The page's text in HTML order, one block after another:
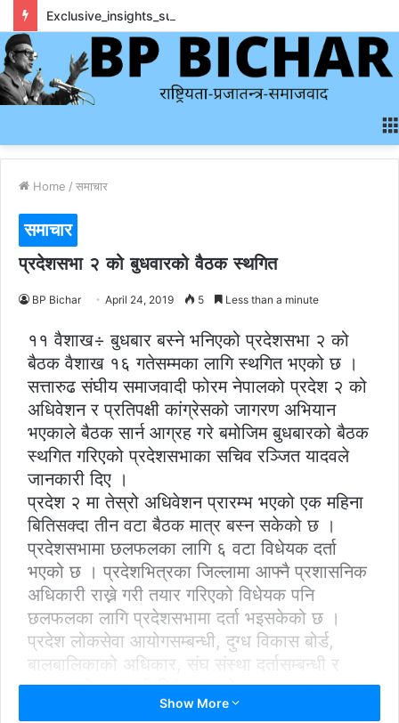
Home / समाचार
समाचार
प्रदेशसभा २ को बुधवारको वैठक स्थगित
BP Bichar April 24, 2019 5 Less than a minute
११ वैशाख÷ बुधबार बस्ने भनिएको प्रदेशसभा २ को
बैठक वैशाख १६ गतेसम्मका लागि स्थगित भएको छ ।
सत्तारुढ संघीय समाजवादी फोरम नेपालको प्रदेश २ को
अधिवेशन र प्रतिपक्षी कांग्रेसको जागरण अभियान
भएकाले बैठक सार्न आग्रह गरे बमोजिम बुधबारको बैठक
स्थगित गरिएको प्रदेशसभाका सचिव रञ्जित यादवले
जानकारी दिए ।
प्रदेश २ मा तेस्रो अधिवेशन प्रारम्भ भएको एक महिना
बितिसक्दा तीन वटा बैठक मात्र बस्न सकेको छ ।
प्रदेशसभामा छलफलका लागि ६ वटा विधेयक दर्ता
भएको छ । प्रदेशभित्रका जिल्लामा आफ्नै प्रशासनिक
अधिकारी राख्ने गरी तयार गरिएको विधेयक पनि
छलफलका लागि प्रदेशसभामा दर्ता भइसकेको छ ।
प्रदेश लोकसेवा आयोगसम्बन्धी, दुग्ध विकास बोर्ड,
बालबालिकाको अधिकार, संघ संस्था दर्तासम्बन्धी र
स्वास्थ्य सेवासम्बन्धी विधेयक प्रदेशसभामा छलफलका
लागि दर्ता गरिएको छ ।Show More